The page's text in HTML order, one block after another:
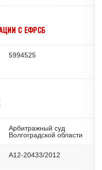
С ЕФРСБ
5994525
Арбитражный суд
Волгоградской области
А12-20433/2012